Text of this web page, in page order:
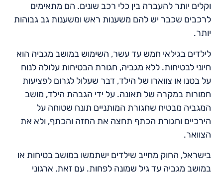
וקלים יותר להעברה בין כלי רכב שונים. הם מתאימים
לרכבים שכבר יש להם משענות ראש ומשענות גב גבוהות
יותר.
לילדים בגילאי חמש עד עשר, השימוש במושב מגביה הוא
חיוני לבטיחות. ללא מגביה, חגורת הבטיחות עלולה לנוח
על בטנו או צווארו של הילד, דבר שעלול לגרום לפציעות
חמורות במקרה של תאונה. על ידי הגבהת הילד, מושב
המגביה מבטיח שחגורת המותניים תונח שטוחה על
הירכיים וחגורת הכתף תחצה את החזה והכתף, ולא את
הצוואר.
בישראל, החוק מחייב שילדים ישתמשו במושב בטיחות או
במושב מגביה עד גיל שמונה לפחות. עם זאת, ארגוני